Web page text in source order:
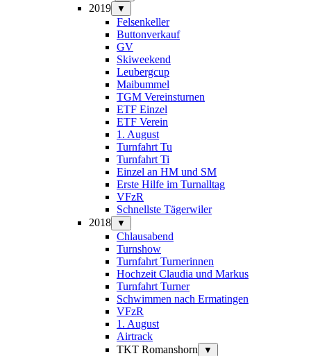
2019 ▼
Felsenkeller
Buttonverkauf
GV
Skiweekend
Leubergcup
Maibummel
TGM Vereinsturnen
ETF Einzel
ETF Verein
1. August
Turnfahrt Tu
Turnfahrt Ti
Einzel an HM und SM
Erste Hilfe im Turnalltag
VFzR
Schnellste Tägerwiler
2018
▼
Chlausabend
Turnshow
Turnfahrt Turnerinnen
Hochzeit Claudia und Markus
Turnfahrt Turner
Schwimmen nach Ermatingen
VFzR
1. August
Airtrack
TKT Romanshorn
▼